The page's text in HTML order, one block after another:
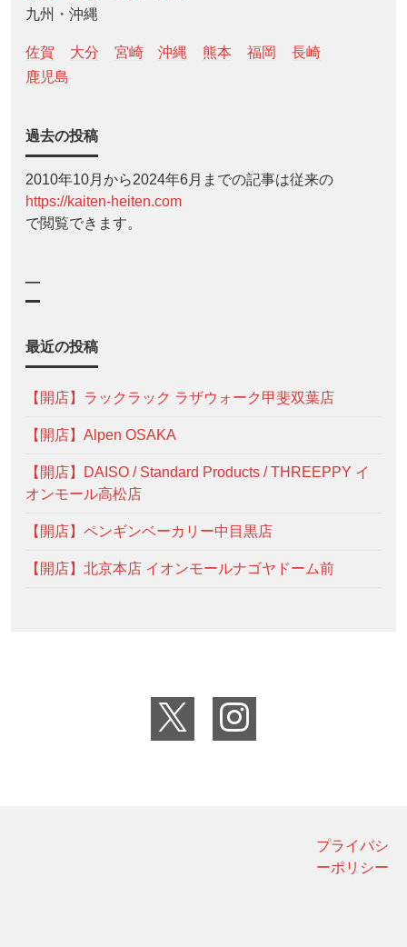
九州・沖縄
佐賀 大分 宮崎 沖縄 熊本 福岡
長崎
鹿児島
過去の投稿
2010年10月から2024年6月までの記事は従来の
https://kaiten-heiten.com
で閲覧できます。
—
最近の投稿
【開店】ラックラック ラザウォーク甲斐双葉店
【開店】Alpen OSAKA
【開店】DAISO / Standard Products / THREEPPY イ
オンモール高松店
【開店】ペンギンベーカリー中目黒店
【開店】北京本店 イオンモールナゴヤドーム前
プライバシ
ーポリシー